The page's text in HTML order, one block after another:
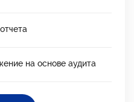
на основе аудита